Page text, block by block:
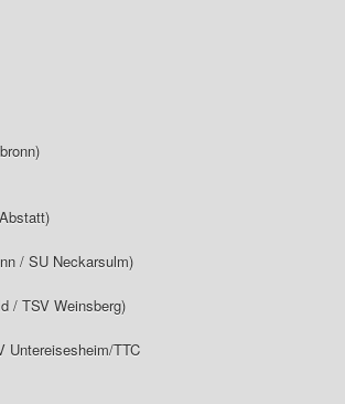
/ SU Neckarsulm)
/ TSV Weinsberg)
Untereisesheim/TTC